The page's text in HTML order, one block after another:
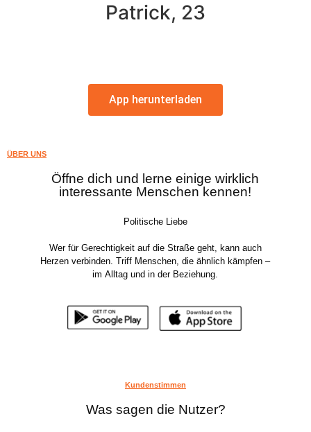
Patrick, 23
App herunterladen
ÜBER UNS
Öffne dich und lerne einige wirklich
interessante Menschen kennen!
Politische Liebe
Wer für Gerechtigkeit auf die Straße geht, kann auch
Herzen verbinden. Triff Menschen, die ähnlich kämpfen –
im Alltag und in der Beziehung.
Kundenstimmen
Was sagen die Nutzer?